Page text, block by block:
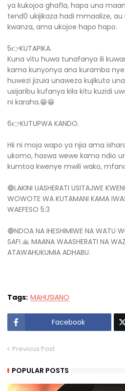
ya kukojoa ghafla, hapa una
tend0 ukijikaza hadi mmaalize,
kwanza, ama ukojoe hapo hapo.
5👉KUTAPIKA.
Kuna vitu huwa tunafanya ili
kama kunyonya ana kuramba
huwezi jizuia unaweza kujikuta
usijaribu kufanya kila kitu kuzidi
ni karaha.😁😁
6👉KUTUPWA KANDO.
Hii ni moja wapo ya njia ama
ukomo, haswa wewe kama ndio
kumtoa kwenye mwili wako,
🔵LAKINI UASHERATI USITAJWE
WOWOTE WA KUTAMANI KAMA
WAEFESO 5:3
🔴NDOA NA IHESHIMIWE NA WATU
SAFI 🙏 MAANA WAASHERATI NA
ATAWAHUKUMIA ADHABU.
Tags: MAHUSIANO
Facebook
Previous Post
POPULAR POSTS